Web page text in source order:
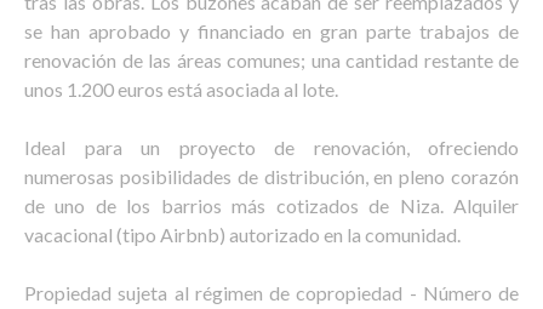
se han aprobado y financiado en gran parte trabajos de
renovación de las áreas comunes; una cantidad restante de
unos 1.200 euros está asociada al lote.
Ideal para un proyecto de renovación, ofreciendo
numerosas posibilidades de distribución, en pleno corazón
de uno de los barrios más cotizados de Niza. Alquiler
vacacional (tipo Airbnb) autorizado en la comunidad.
Propiedad sujeta al régimen de copropiedad - Número de